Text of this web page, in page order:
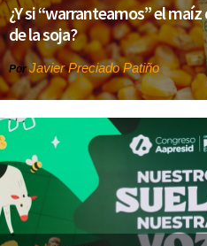
¿Y si “warranteamos” el
de la soja?
PorJavier Preciado Patiño